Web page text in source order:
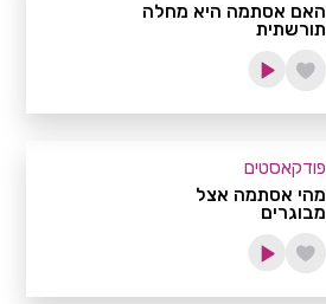
האם אסתמה היא מחלה
תורשתית
פודקאסטים
מהי אסתמה אצל
מבוגרים